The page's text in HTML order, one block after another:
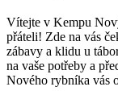
Vítejte v Kempu
přáteli! Zde na vás
zábavy a klidu u
na vaše potřeby a
Nového rybníka vás